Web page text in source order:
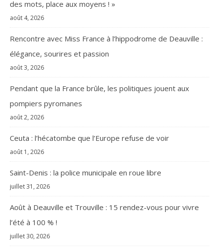
des mots, place aux moyens ! »
août 4, 2026
Rencontre avec Miss France à l’hippodrome de Deauville :
élégance, sourires et passion
août 3, 2026
Pendant que la France brûle, les politiques jouent aux
pompiers pyromanes
août 2, 2026
Ceuta : l’hécatombe que l’Europe refuse de voir
août 1, 2026
Saint-Denis : la police municipale en roue libre
juillet 31, 2026
Août à Deauville et Trouville : 15 rendez-vous pour vivre
l’été à 100 % !
juillet 30, 2026